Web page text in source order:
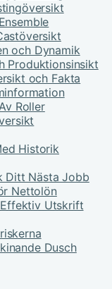
och Dynamik
Produktionsinsikt
och Fakta
Roller
Historik
Ditt Nästa Jobb
Nettolön
Utskrift
Dusch